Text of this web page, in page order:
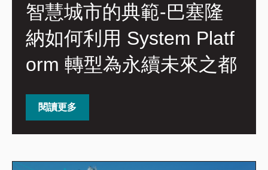
智慧城市的典範-巴塞隆
納如何利用 System Platf
orm 轉型為永續未來之都
閱讀更多